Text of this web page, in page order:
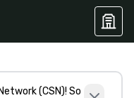
(CSN)! So